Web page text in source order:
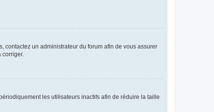
contactez un administrateur du forum afin de vous assurer
les utilisateurs inactifs afin de réduire la taille